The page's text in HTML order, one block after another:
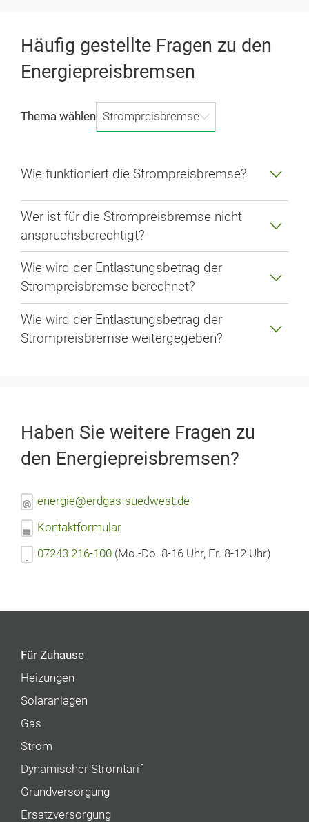
Häufig gestellte Fragen zu den
Energiepreisbremsen
Thema wählen Strompreisbremse
Wie funktioniert die Strompreisbremse?
Wer ist für die Strompreisbremse nicht
anspruchsberechtigt?
Wie wird der Entlastungsbetrag der
Strompreisbremse berechnet?
Wie wird der Entlastungsbetrag der
Strompreisbremse weitergegeben?
Haben Sie weitere Fragen zu
den Energiepreisbremsen?
energie@erdgas-suedwest.de
Kontaktformular
07243 216-100 (Mo.-Do. 8-16 Uhr, Fr. 8-12 Uhr)
Für Zuhause
Heizungen
Solaranlagen
Gas
Strom
Dynamischer Stromtarif
Grundversorgung
Ersatzversorgung